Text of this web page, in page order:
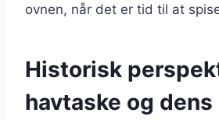
ovnen, når det er tid til at
Historisk
havtaske og dens